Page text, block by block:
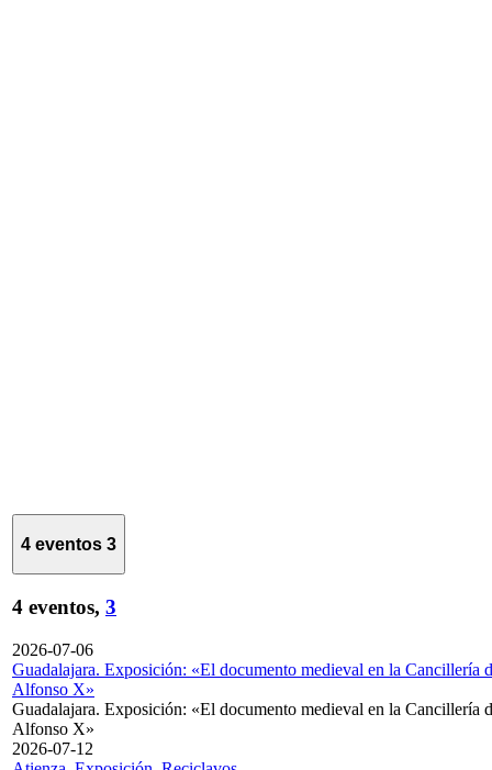
4 eventos 3
4 eventos, 3
2026-07-06
Guadalajara. Exposición: «El documento medieval en la Cancillería
Alfonso X»
Guadalajara. Exposición: «El documento medieval en la Cancillería
Alfonso X»
2026-07-12